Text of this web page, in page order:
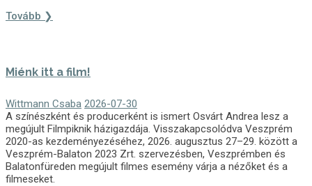
Tovább ❯
Miénk itt a film!
Wittmann Csaba 2026-07-30
A színészként és producerként is ismert Osvárt Andrea lesz a
megújult Filmpiknik házigazdája. Visszakapcsolódva Veszprém
2020-as kezdeményezéséhez, 2026. augusztus 27–29. között a
Veszprém-Balaton 2023 Zrt. szervezésben, Veszprémben és
Balatonfüreden megújult filmes esemény várja a nézőket és a
filmeseket.